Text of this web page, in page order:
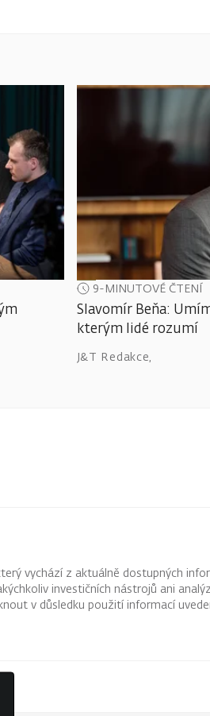
9-MINUTOVÉ ČTENÍ
Slavomír Beňa:
kterým lidé rozumí
J&T Redakce,
vychází z aktuálně dostupných
investičních nástrojů ani
v důsledku použití informací